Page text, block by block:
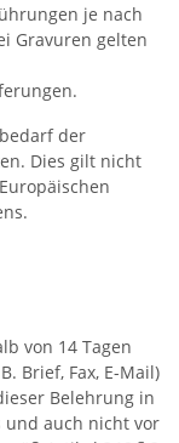
je nach
Gravuren gelten
der
Dies gilt nicht
von 14 Tagen
Brief, Fax, E-Mail)
Belehrung in
und auch nicht vor